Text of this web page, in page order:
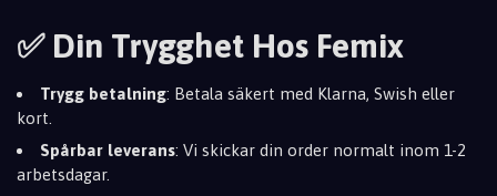
✅ Din Trygghet Hos Femix
Trygg betalning: Betala säkert med Klarna, Swish eller
kort.
Spårbar leverans: Vi skickar din order normalt inom 1-2
arbetsdagar.